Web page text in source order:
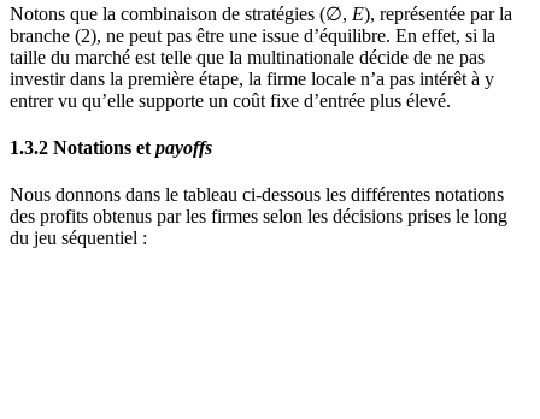
Notons que la combinaison de stratégies (∅, E), représentée par la
branche (2), ne peut pas être une issue d’équilibre. En effet, si la
taille du marché est telle que la multinationale décide de ne pas
investir dans la première étape, la firme locale n’a pas intérêt à y
entrer vu qu’elle supporte un coût fixe d’entrée plus élevé.
1.3.2 Notations et payoffs
Nous donnons dans le tableau ci-dessous les différentes notations
des profits obtenus par les firmes selon les décisions prises le long
du jeu séquentiel :